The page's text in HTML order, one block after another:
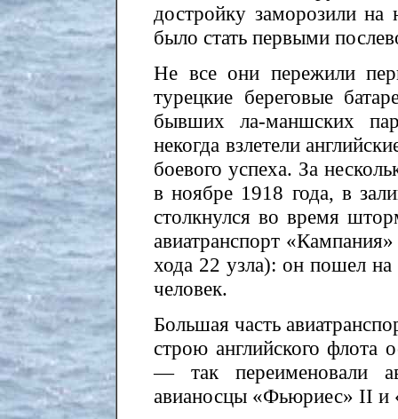
достройку заморозили
было стать первыми
Не все они пережили
турецкие береговые
бывших ла-маншских
некогда взлетели
боевого успеха. За
в ноябре 1918 года, в
столкнулся во время
авиатранспорт
хода 22 узла): он пошел
человек.
Большая часть
строю английского флота
— так переименовали
авианосцы «Фьюриес» II и